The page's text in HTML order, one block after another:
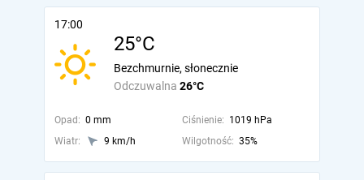
17:00
25°C
Odczuwalna 26°C
Bezchmurnie, słonecznie
Opad: 0 mm Ciśnienie: 1019 hPa
Wiatr:
9 km/h Wilgotność: 35%